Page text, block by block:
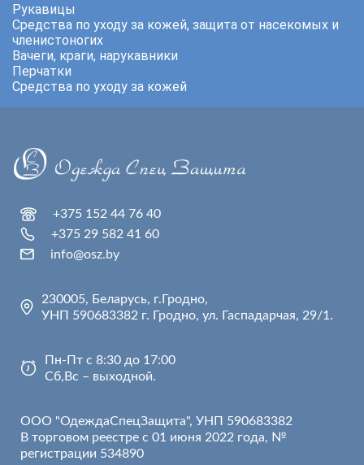
Рукавицы
Средства по уходу за кожей, защита от насекомых и
членистоногих
Вачеги, краги, нарукавники
Перчатки
Средства по уходу за кожей
+375 152 44 76 40
+375 29 582 41 60
info@osz.by
230005, Беларусь, г.Гродно,
УНП 590683382 г. Гродно, ул. Гаспадарчая, 29/1.
Пн-Пт с 8:30 до 17:00
Сб,Вс – выходной.
ООО "ОдеждаСпецЗащита", УНП 590683382
В торговом реестре с 01 июня 2022 года, №
регистрации 534890